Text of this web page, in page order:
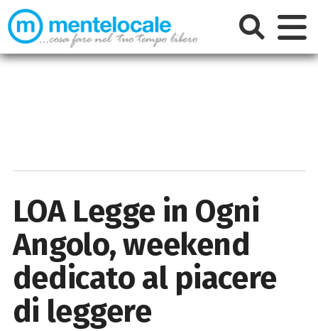
LOA Legge in Ogni
Angolo, weekend
dedicato al piacere
di leggere